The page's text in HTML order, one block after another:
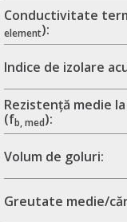
Conductivitate
element):
Indice de izolare
Rezistență medie
(fb, med):
Volum de goluri:
Greutate medie/